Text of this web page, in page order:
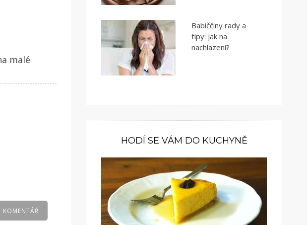
malé
KOMENTÁŘ
Babiččiny rady a
tipy: jak na
nachlazení?
HODÍ SE VÁM DO KUCHYNĚ